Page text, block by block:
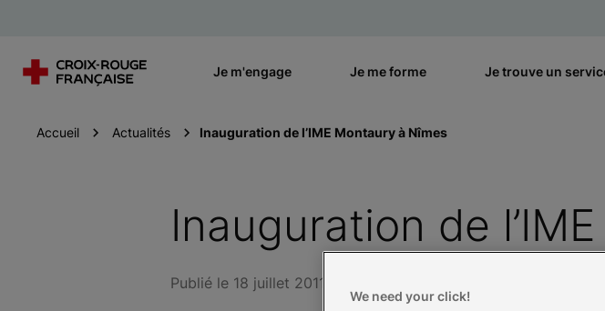
Je m'engage Je me forme Je trouve un
Accueil Actualités Inauguration de l’IME Montaury à Nîmes
Inauguration de
Publié le 18 juillet 2011
We need your click!